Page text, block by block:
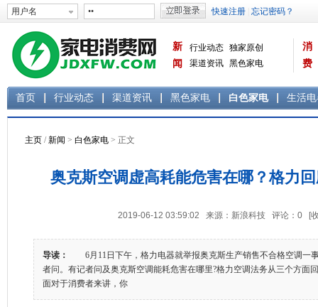
新
闻
行业动态 独家原创
渠道资讯 黑色家电
消
费
首页 行业动态 渠道资讯 黑色家电 白色家电 生活
主页 /新闻 > 白色家电 > 正文
奥克斯空调虚高耗能危害在哪？格力
2019-06-12 03:59:02 来源：新浪科技 评论： 0 [
导读：
6月11日下午，格力电器就举报奥克斯生产销售不合格空调一
者问。有记者问及奥克斯空调能耗危害在哪里?格力空调法务从三个方
面对于消费者来讲，你